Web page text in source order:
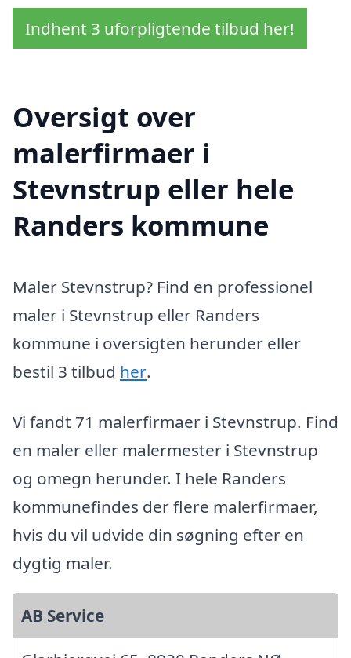
Indhent 3 uforpligtende tilbud her!
Oversigt over
malerfirmaer i
Stevnstrup eller hele
Randers kommune
Maler Stevnstrup? Find en professionel
maler i Stevnstrup eller Randers
kommune i oversigten herunder eller
bestil 3 tilbud her.
Vi fandt 71 malerfirmaer i Stevnstrup. Find
en maler eller malermester i Stevnstrup
og omegn herunder. I hele Randers
kommunefindes der flere malerfirmaer,
hvis du vil udvide din søgning efter en
dygtig maler.
AB Service